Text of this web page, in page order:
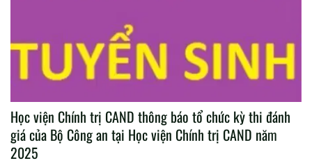
Học viện Chính trị CAND thông báo tổ chức kỳ thi đánh
giá của Bộ Công an tại Học viện Chính trị CAND năm
2025